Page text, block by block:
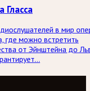
Гласса
в мир
где можно встретить
от Эйнштейна до